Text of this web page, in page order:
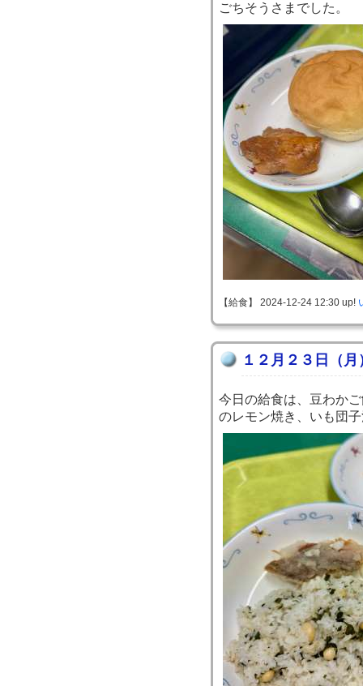
ごちそうさまでした。
【給食】 2024-12-24 12:30 up!
１２月２３日（月
今日の給食は、豆わか
のレモン焼き、いも団